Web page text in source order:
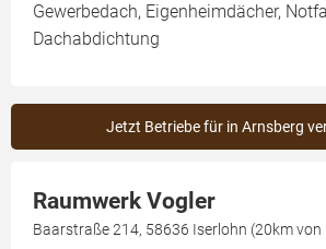
Gewerbedach, Eigenheimdächer,
Dachabdichtung
Jetzt Betriebe für in Arnsberg
Raumwerk Vogler
Baarstraße 214, 58636 Iserlohn (20km